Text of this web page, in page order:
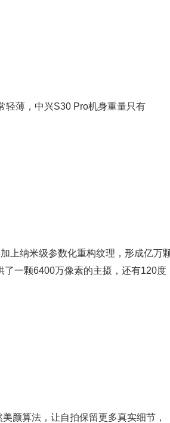
薄，中兴S30 Pro机身重量只有
纳米级参数化重构纹理，形成亿万
一颗6400万像素的主摄，还有120度
算法，让自拍保留更多真实细节，